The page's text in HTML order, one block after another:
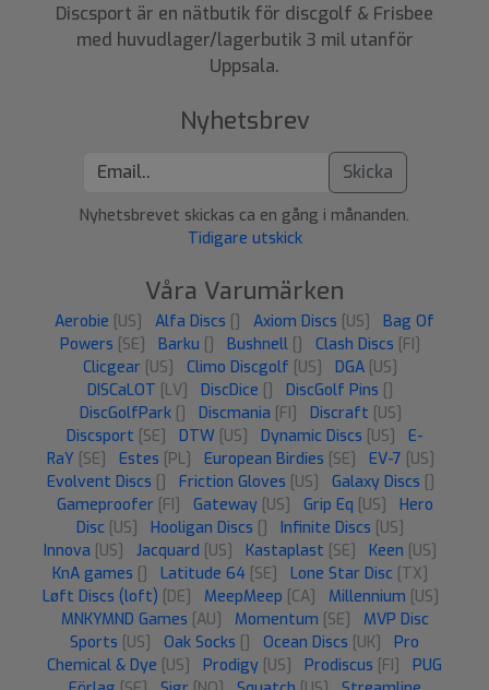
Discsport är en nätbutik för discgolf & Frisbee
med huvudlager/lagerbutik 3 mil utanför
Uppsala.
Nyhetsbrev
Skicka
Nyhetsbrevet skickas ca en gång i månanden.
Tidigare utskick
Våra Varumärken
Aerobie [US] Alfa Discs [] Axiom Discs [US]
Bag Of
Powers [SE] Barku [] Bushnell [] Clash Discs [FI]
Clicgear [US] Climo Discgolf [US] DGA [US]
DISCaLOT [LV] DiscDice [] DiscGolf Pins []
DiscGolfPark [] Discmania [FI] Discraft [US]
Discsport [SE] DTW [US] Dynamic Discs [US]
E-
RaY [SE] Estes [PL] European Birdies [SE] EV-7 [US]
Evolvent Discs [] Friction Gloves [US] Galaxy Discs []
Gameproofer [FI] Gateway [US] Grip Eq [US]
Hero
Disc [US] Hooligan Discs [] Infinite Discs [US]
Innova [US] Jacquard [US] Kastaplast [SE] Keen [US]
KnA games [] Latitude 64 [SE] Lone Star Disc [TX]
Løft Discs (loft) [DE] MeepMeep [CA] Millennium [US]
MNKYMND Games [AU] Momentum [SE]
MVP Disc
Sports [US] Oak Socks [] Ocean Discs [UK]
Pro
Chemical & Dye [US] Prodigy [US] Prodiscus [FI]
PUG